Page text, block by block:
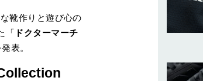
靴作りと遊び心の
「 ドクターマーチ
表。